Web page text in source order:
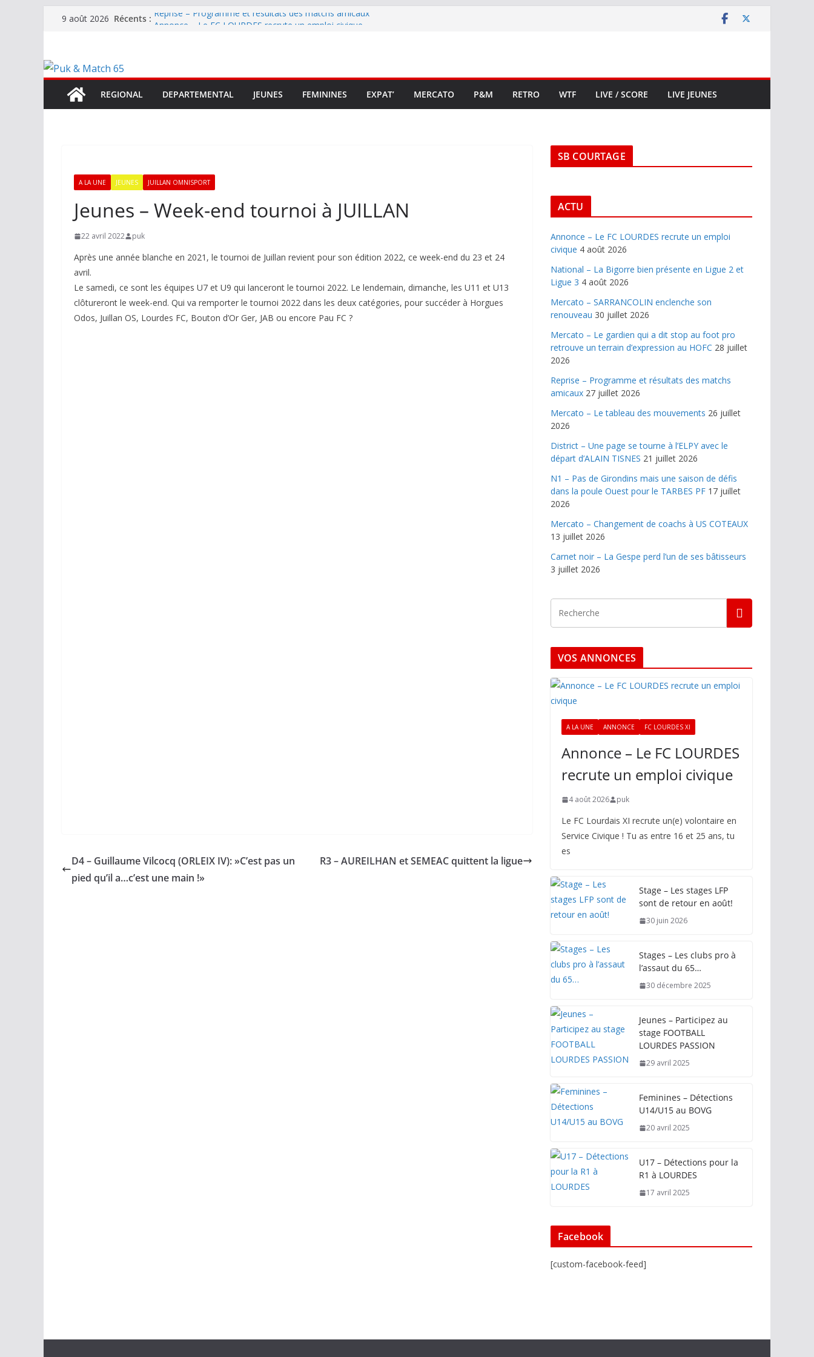
Passer9 août 2026 Récents : Reprise – Programme et résultats des matchs amicaux
terrain d’expression au HOFC
REGIONAL
DEPARTEMENTAL JEUNES FEMININES EXPAT’ MERCATO P&M RETRO WTF LIVE / SCORE LIVE JEUNES
A LA UNE JEUNES JUILLAN OMNISPORT
Jeunes – Week-end tournoi à JUILLAN
22 avril 2022 puk
Après une année blanche en 2021, le tournoi de Juillan revient pour son édition 2022, ce week-end du 23 et 24
avril.
Le samedi, ce sont les équipes U7 et U9 qui lanceront le tournoi 2022. Le lendemain, dimanche, les U11 et U13
clôtureront le week-end. Qui va remporter le tournoi 2022 dans les deux catégories, pour succéder à Horgues
Odos, Juillan OS, Lourdes FC, Bouton d’Or Ger, JAB ou encore Pau FC ?
D4 – Guillaume Vilcocq (ORLEIX IV): »C’est pas un
pied qu’il a…c’est une main !»
R3 – AUREILHAN et SEMEAC quittent la ligue
SB COURTAGE
ACTU
Annonce – Le FC LOURDES recrute un emploi
civique 4 août 2026
National – La Bigorre bien présente en Ligue 2 et
Ligue 3 4 août 2026
Mercato – SARRANCOLIN enclenche son
renouveau 30 juillet 2026
Mercato – Le gardien qui a dit stop au foot pro
retrouve un terrain d’expression au HOFC 28 juillet
2026
Reprise – Programme et résultats des matchs
amicaux 27 juillet 2026
Mercato – Le tableau des mouvements 26 juillet
2026
District – Une page se tourne à l’ELPY avec le
départ d’ALAIN TISNES 21 juillet 2026
N1 – Pas de Girondins mais une saison de défis
dans la poule Ouest pour le TARBES PF 17 juillet
2026
Mercato – Changement de coachs à US COTEAUX
13 juillet 2026
Carnet noir – La Gespe perd l’un de ses bâtisseurs
3 juillet 2026
VOS ANNONCES
A LA UNE ANNONCE FC LOURDES XI
Annonce – Le FC LOURDES
recrute un emploi civique
4 août 2026 puk
Le FC Lourdais XI recrute un(e) volontaire en
Service Civique ! Tu as entre 16 et 25 ans, tu
es
Stage – Les stages LFP
sont de retour en août!
30 juin 2026
Stages – Les clubs pro à
l’assaut du 65…
30 décembre 2025
Jeunes – Participez au
stage FOOTBALL
LOURDES PASSION
29 avril 2025
Feminines – Détections
U14/U15 au BOVG
20 avril 2025
U17 – Détections pour la
R1 à LOURDES
17 avril 2025
Facebook
[custom-facebook-feed]